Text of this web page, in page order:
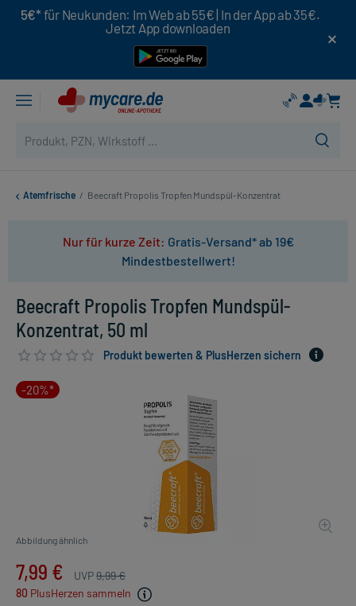
5€* für Neukunden: Im Web ab 55€ | In der App ab 35€.
Jetzt App downloaden
Atemfrische / Beecraft Propolis Tropfen Mundspül-Konzentrat
Nur für kurze Zeit: Gratis-Versand* ab 19€
Mindestbestellwert!
Beecraft Propolis Tropfen Mundspül-
Konzentrat, 50 ml
Produkt bewerten & PlusHerzen sichern
-20%*
Abbildung ähnlich
7,99 € UVP9,99 €
80 PlusHerzen sammeln